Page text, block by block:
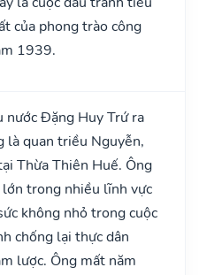
của phong trào công
1939.
nước Đặng Huy Trứ ra
là quan triều Nguyễn,
Thừa Thiên Huế. Ông
lớn trong nhiều lĩnh vực
không nhỏ trong cuộc
chống lại thực dân
lược. Ông mất năm